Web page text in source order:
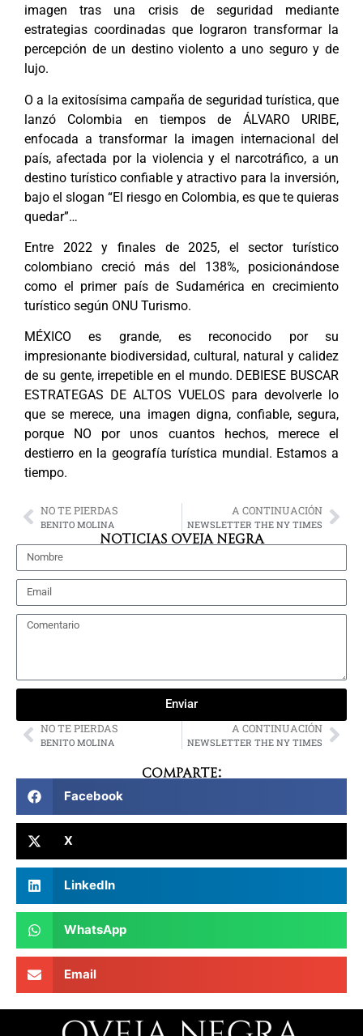
imagen tras una crisis de seguridad mediante
estrategias coordinadas que lograron transformar la
percepción de un destino violento a uno seguro y de
lujo.
O a la exitosísima campaña de seguridad turística, que
lanzó Colombia en tiempos de ÁLVARO URIBE,
enfocada a transformar la imagen internacional del
país, afectada por la violencia y el narcotráfico, a un
destino turístico confiable y atractivo para la inversión,
bajo el slogan “El riesgo en Colombia, es que te quieras
quedar”…
Entre 2022 y finales de 2025, el sector turístico
colombiano creció más del 138%, posicionándose
como el primer país de Sudamérica en crecimiento
turístico según ONU Turismo.
MÉXICO es grande, es reconocido por su
impresionante biodiversidad, cultural, natural y calidez
de su gente, irrepetible en el mundo. DEBIESE BUSCAR
ESTRATEGAS DE ALTOS VUELOS para devolverle lo
que se merece, una imagen digna, confiable, segura,
porque NO por unos cuantos hechos, merece el
destierro en la geografía turística mundial. Estamos a
tiempo.
NO TE PIERDAS
BENITO MOLINA
A CONTINUACIÓN
NEWSLETTER THE NY TIMES
NOTICIAS OVEJA NEGRA
Enviar
NO TE PIERDAS
BENITO MOLINA
A CONTINUACIÓN
NEWSLETTER THE NY TIMES
Comparte:
Facebook
X
LinkedIn
WhatsApp
Email